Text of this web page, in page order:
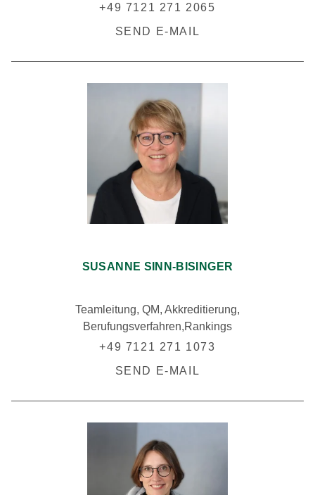
+49 7121 271 2065
SEND E-MAIL
SUSANNE SINN-BISINGER
Teamleitung, QM, Akkreditierung,
Berufungsverfahren,Rankings
+49 7121 271 1073
SEND E-MAIL